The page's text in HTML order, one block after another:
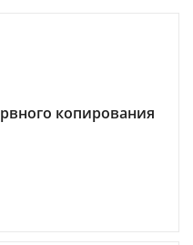
копирования